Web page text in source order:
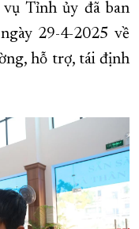
Tỉnh ủy đã ban
29-4-2025 về
hỗ trợ, tái định